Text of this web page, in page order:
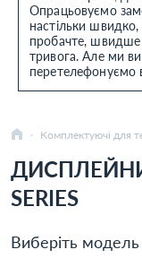
Опрацьовуємо
настільки
пробачте, швидше
тривога. Але ми
перетелефонуємо
Комплектуючі для
SERIES
Виберіть